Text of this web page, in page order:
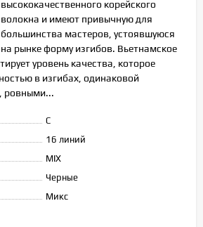
высококачественного корейского
волокна и имеют привычную для
большинства мастеров, устоявшуюся
на рынке форму изгибов. Вьетнамское
уровень качества, которое
в изгибах, одинаковой
ровными...
C
16 линий
MIX
Черные
Микс